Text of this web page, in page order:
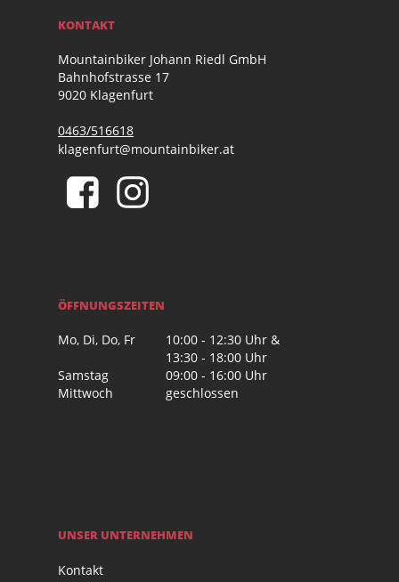
KONTAKT
Mountainbiker Johann Riedl GmbH
Bahnhofstrasse 17
9020 Klagenfurt
0463/516618
klagenfurt@mountainbiker.at
ÖFFNUNGSZEITEN
Mo, Di, Do, Fr
10:00 - 12:30 Uhr &
13:30 - 18:00 Uhr
Samstag
09:00 - 16:00 Uhr
Mittwoch
geschlossen
UNSER UNTERNEHMEN
Kontakt